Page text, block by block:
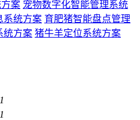
案 宠物数字化智能管理系统
系统方案 育肥猪智能盘点管理
统方案 猪牛羊定位系统方案